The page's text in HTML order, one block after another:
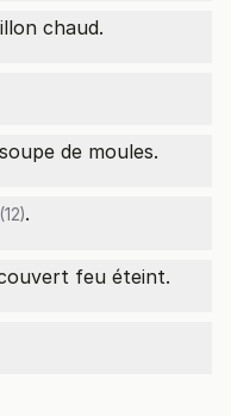
chaud.
de moules.
(12).
feu éteint.